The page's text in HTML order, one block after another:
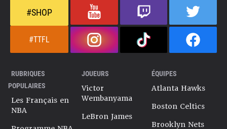
#SHOP
#TTFL
RUBRIQUES
POPULAIRES
Les Français en
NBA
JOUEURS
Victor
Wembanyama
LeBron James
ÉQUIPES
Atlanta Hawks
Boston Celtics
Brooklyn Nets